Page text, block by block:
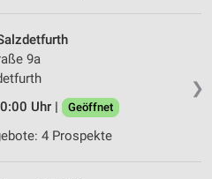
❯
9a
Uhr |
Geöffnet
4 Prospekte